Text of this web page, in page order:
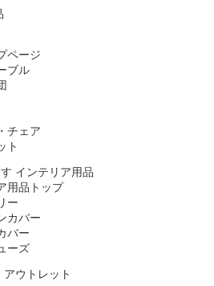
ページ
ブル
チェア
ト
インテリア用品
用品トップ
ー
カバー
バー
ーズ
アウトレット